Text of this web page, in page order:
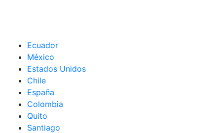
Ecuador
México
Estados Unidos
Chile
España
Colombia
Quito
Santiago